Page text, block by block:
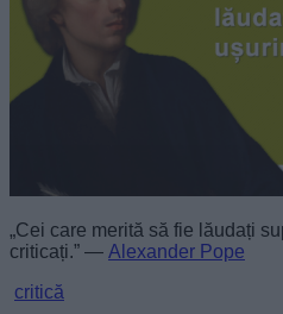
„Cei care merită să fie lăudați
criticați.” — Alexander Pope
critică